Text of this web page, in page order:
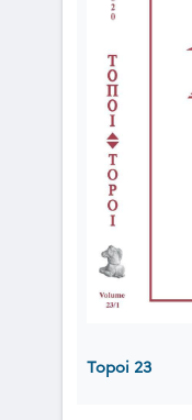
Topoi 23